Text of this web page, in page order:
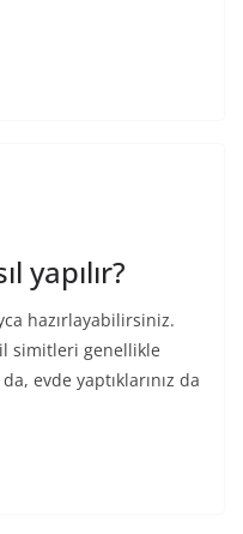
yapılır?
hazırlayabilirsiniz.
simitleri genellikle
evde yaptıklarınız da